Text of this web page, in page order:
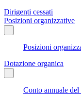
Dirigenti cessati
Posizioni organizzative
Posizioni
Dotazione organica
Conto annuale del